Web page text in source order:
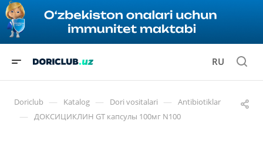
RU
Doriclub — Katalog — Dori vositalari — Antibiotiklar
— ДОКСИЦИКЛИН GT капсулы 100мг N100